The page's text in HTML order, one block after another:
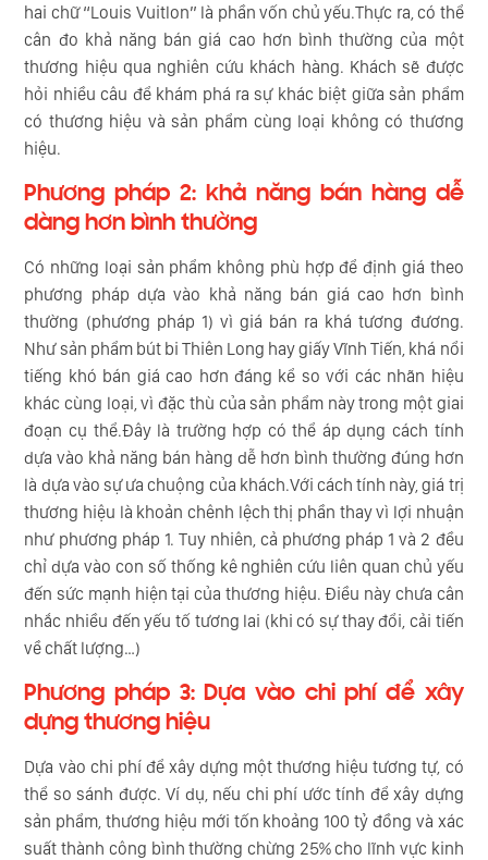
hai chữ “Louis Vuitlon” là phần vốn chủ yếu.Thực ra, có thể
cân đo khả năng bán giá cao hơn bình thường của một
thương hiệu qua nghiên cứu khách hàng. Khách sẽ được
hỏi nhiều câu để khám phá ra sự khác biệt giữa sản phẩm
có thương hiệu và sản phẩm cùng loại không có thương
hiệu.
Phương pháp 2: khả năng bán hàng dễ
dàng hơn bình thường
Có những loại sản phẩm không phù hợp để định giá theo
phương pháp dựa vào khả năng bán giá cao hơn bình
thường (phương pháp 1) vì giá bán ra khá tương đương.
Như sản phẩm bút bi Thiên Long hay giấy Vĩnh Tiến, khá nổi
tiếng khó bán giá cao hơn đáng kể so với các nhãn hiệu
khác cùng loại, vì đặc thù của sản phẩm này trong một giai
đoạn cụ thể.Đây là trường hợp có thể áp dụng cách tính
dựa vào khả năng bán hàng dễ hơn bình thường đúng hơn
là dựa vào sự ưa chuộng của khách.Với cách tính này, giá trị
thương hiệu là khoản chênh lệch thị phần thay vì lợi nhuận
như phương pháp 1. Tuy nhiên, cả phương pháp 1 và 2 đều
chỉ dựa vào con số thống kê nghiên cứu liên quan chủ yếu
đến sức mạnh hiện tại của thương hiệu. Điều này chưa cân
nhắc nhiều đến yếu tố tương lai (khi có sự thay đổi, cải tiến
về chất lượng…)
Phương pháp 3: Dựa vào chi phí để xây
dựng thương hiệu
Dựa vào chi phí để xây dựng một thương hiệu tương tự, có
thể so sánh được. Ví dụ, nếu chi phí ước tính để xây dựng
sản phẩm, thương hiệu mới tốn khoảng 100 tỷ đồng và xác
suất thành công bình thường chừng 25% cho lĩnh vực kinh